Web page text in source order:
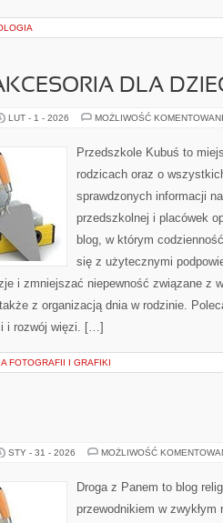
DLA
LUT - 1 - 2026 MOŻLIWOŚĆ
Przedszkole Kubuś to
rodzicach oraz o
sprawdzonych informacji
przedszkolnej i placówek
blog, w którym
się z użytecznymi
i zmniejszać niepewność związane z
z organizacją dnia w rodzinie.
i rozwój więzi. […]
FOTOGRAFII I GRAFIKI
STY - 31 - 2026 MOŻLIWOŚĆ
Droga z Panem to blog
przewodnikiem w